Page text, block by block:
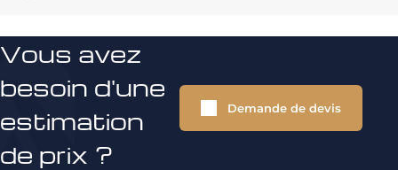
Vous avez
besoin d'une
estimation
de prix ?
Demande de devis